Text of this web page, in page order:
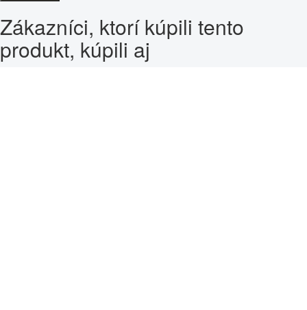
Zákazníci, ktorí kúpili tento
produkt, kúpili aj